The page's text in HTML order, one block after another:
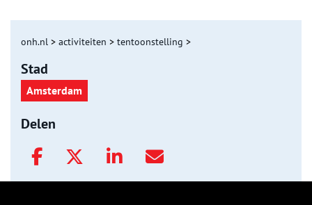
onh.nl > activiteiten > tentoonstelling >
Stad
Amsterdam
Delen